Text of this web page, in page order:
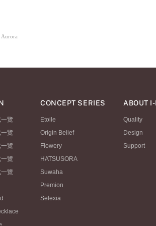
覽
覽
覽
覽
覽
CONCEPT SERIES
Etoile
Origin Belief
Flowery
HATSUSORA
Suwaha
Premion
Selexia
ABOUT
Quality
Design
Support